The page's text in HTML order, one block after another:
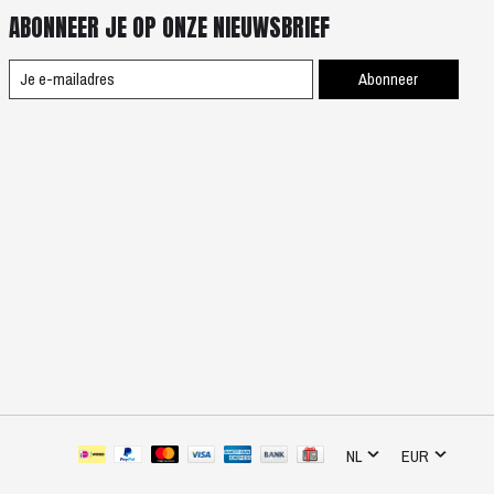
ABONNEER JE OP ONZE NIEUWSBRIEF
Abonneer
NL EUR